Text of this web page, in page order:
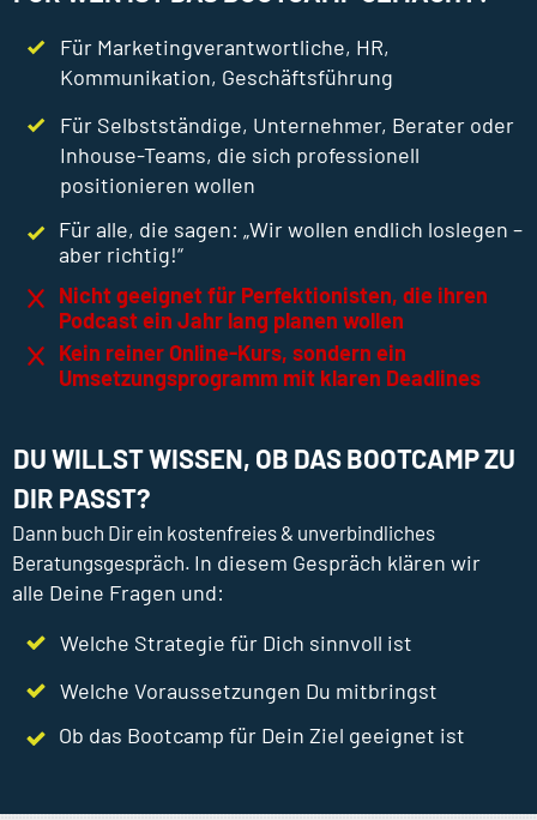
Für Marketingverantwortliche, HR,
Kommunikation, Geschäftsführung
Für Selbstständige, Unternehmer, Berater oder
Inhouse-Teams, die sich professionell
positionieren wollen
Für alle, die sagen: „Wir wollen endlich loslegen –
aber richtig!“
Nicht geeignet für Perfektionisten, die ihren
Podcast ein Jahr lang planen wollen
Kein reiner Online-Kurs, sondern ein
Umsetzungsprogramm mit klaren Deadlines
DU WILLST WISSEN, OB DAS BOOTCAMP ZU
DIR PASST?
Dann buch Dir ein kostenfreies & unverbindliches
Beratungsgespräch. In diesem Gespräch klären wir
alle Deine Fragen und:
Welche Strategie für Dich sinnvoll ist
Welche Voraussetzungen Du mitbringst
Ob das Bootcamp für Dein Ziel geeignet ist